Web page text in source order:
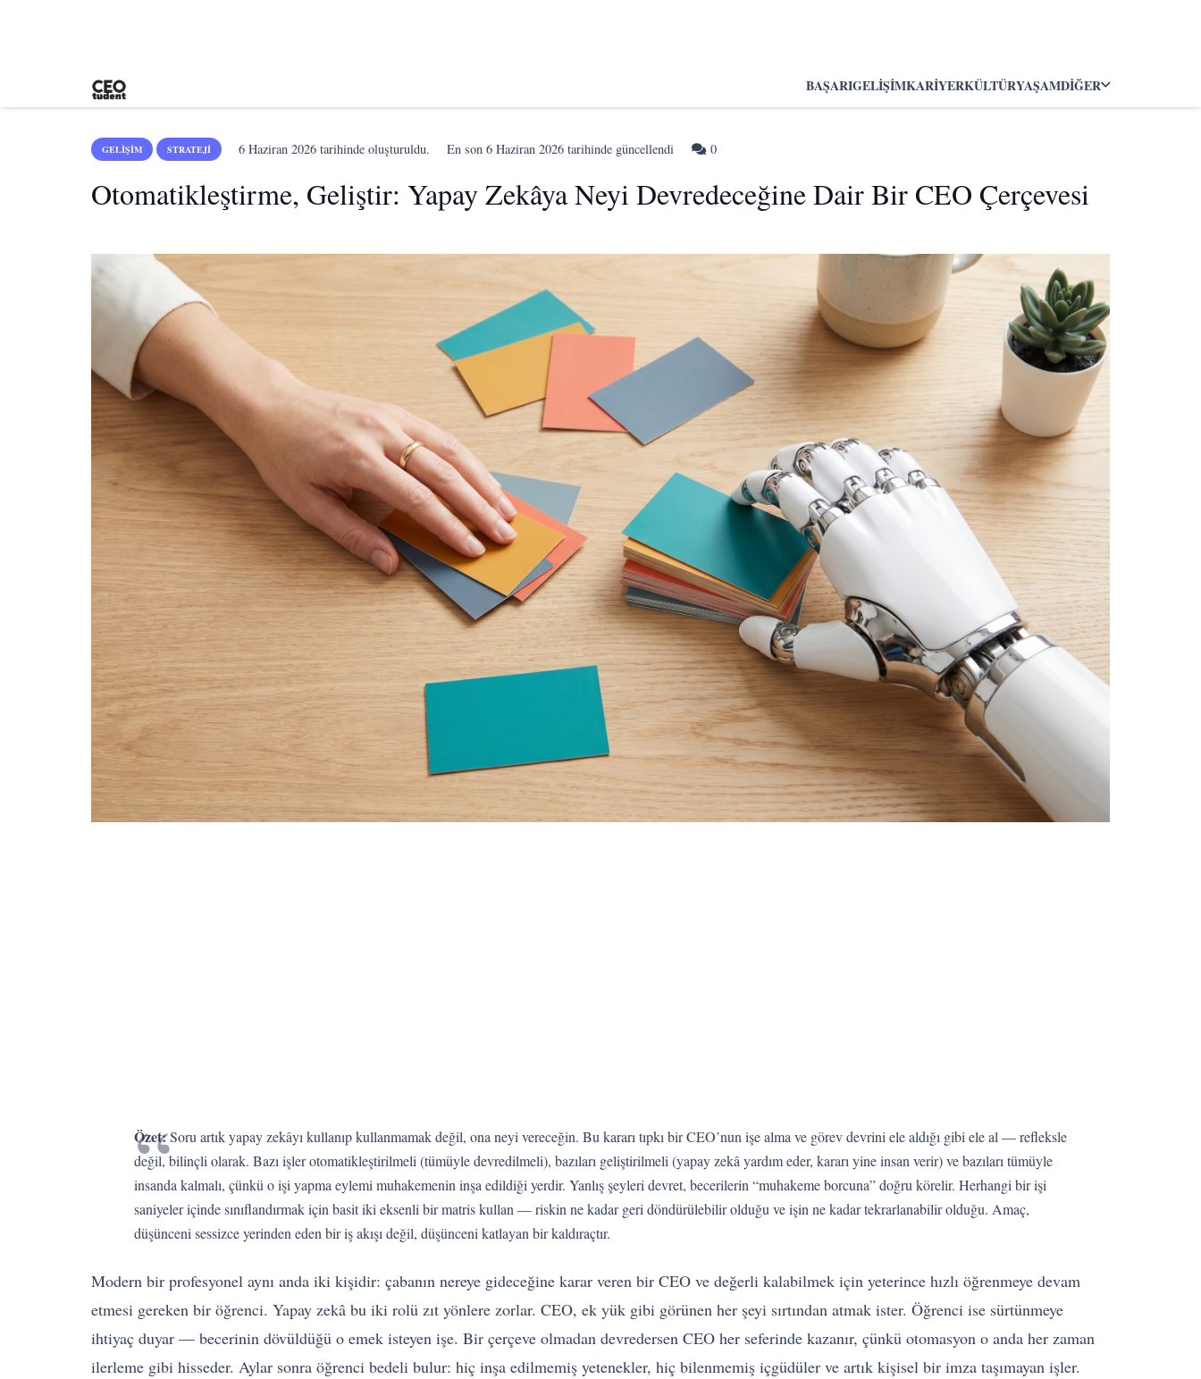
BAŞARIGELIŞIMKARIYERKÜLTÜRYAŞAMDIĞER
GELIŞIM STRATEJI 6 Haziran 2026 tarihinde oluşturuldu. En son6 Haziran 2026 tarihinde güncellendi 0
Otomatikleştirme, Geliştir: Yapay Zekâya Neyi Devredeceğine Dair Bir CEO Çerçevesi
Özet:Soru artık yapay zekâyı kullanıp kullanmamak değil, ona neyi vereceğin. Bu kararı tıpkı bir CEO’nun işe alma ve görev devrini ele aldığı gibi ele al — refleksle
değil, bilinçli olarak. Bazı işler otomatikleştirilmeli (tümüyle devredilmeli), bazıları geliştirilmeli (yapay zekâ yardım eder, kararı yine insan verir) ve bazıları tümüyle
insanda kalmalı, çünkü o işi yapma eylemi muhakemenin inşa edildiği yerdir. Yanlış şeyleri devret, becerilerin “muhakeme borcuna” doğru körelir. Herhangi bir işi
saniyeler içinde sınıflandırmak için basit iki eksenli bir matris kullan — riskin ne kadar geri döndürülebilir olduğu ve işin ne kadar tekrarlanabilir olduğu. Amaç,
düşünceni sessizce yerinden eden bir iş akışı değil, düşünceni katlayan bir kaldıraçtır.
Modern bir profesyonel aynı anda iki kişidir: çabanın nereye gideceğine karar veren bir CEO ve değerli kalabilmek için yeterince hızlı öğrenmeye devam
etmesi gereken bir öğrenci. Yapay zekâ bu iki rolü zıt yönlere zorlar. CEO, ek yük gibi görünen her şeyi sırtından atmak ister. Öğrenci ise sürtünmeye
ihtiyaç duyar — becerinin dövüldüğü o emek isteyen işe. Bir çerçeve olmadan devredersen CEO her seferinde kazanır, çünkü otomasyon o anda her zaman
ilerleme gibi hisseder. Aylar sonra öğrenci bedeli bulur: hiç inşa edilmemiş yetenekler, hiç bilenmemiş içgüdüler ve artık kişisel bir imza taşımayan işler.